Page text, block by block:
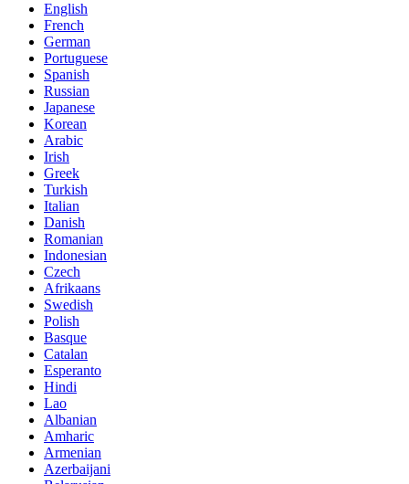
English
French
German
Portuguese
Spanish
Russian
Japanese
Korean
Arabic
Irish
Greek
Turkish
Italian
Danish
Romanian
Indonesian
Czech
Afrikaans
Swedish
Polish
Basque
Catalan
Esperanto
Hindi
Lao
Albanian
Amharic
Armenian
Azerbaijani